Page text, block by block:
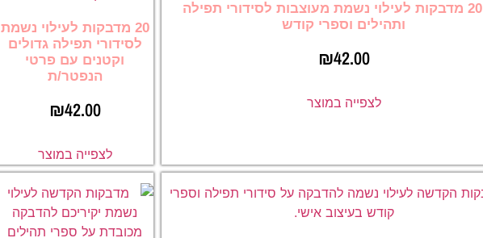
סט 20 מדבקות לעילוי נשמת מעוצבות לסידורי תפילה
ותהילים וספרי קודש
₪42.00
לצפייה במוצר
20 מדבקות לעילוי נשמת
לסידורי תפילה גדולים
וקטנים עם פרטי
הנפטר/ת
₪42.00
לצפייה במוצר